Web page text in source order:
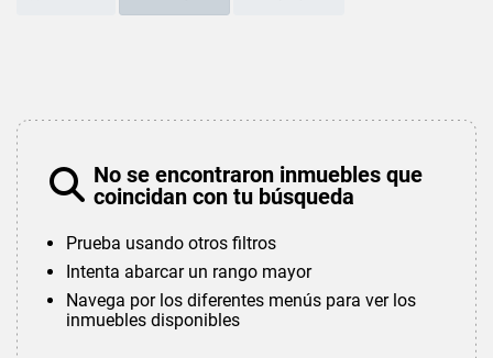
No se encontraron inmuebles que
coincidan con tu búsqueda
Prueba usando otros filtros
Intenta abarcar un rango mayor
Navega por los diferentes menús para ver los
inmuebles disponibles